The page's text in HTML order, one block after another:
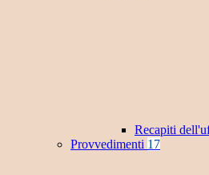
Recapiti
Provvedimenti 17